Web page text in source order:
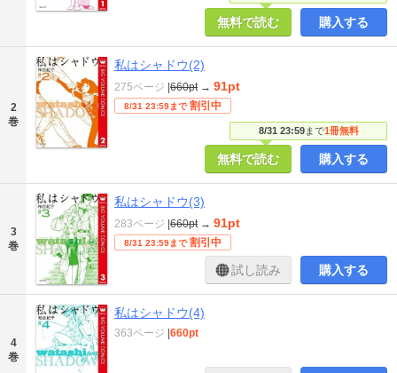
無料で読む 購入する
2
巻
私はシャドウ(2)
8/31 23:59まで1冊無料
275ページ |660pt → 91pt
8/31 23:59まで 割引中
無料で読む 購入する
3
巻
私はシャドウ(3)
283ページ |660pt → 91pt
8/31 23:59まで 割引中
試し読み 購入する
4
巻
私はシャドウ(4)
363ページ |660pt